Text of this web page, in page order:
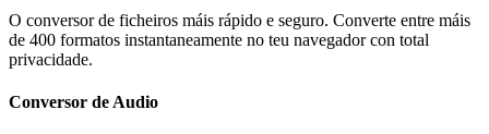
O conversor de ficheiros máis rápido e seguro. Converte entre máis
de 400 formatos instantaneamente no teu navegador con total
privacidade.
Conversor de Audio